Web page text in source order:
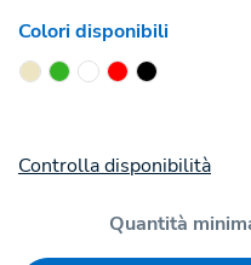
Colori disponibili
Controlla disponibilità
Quantità